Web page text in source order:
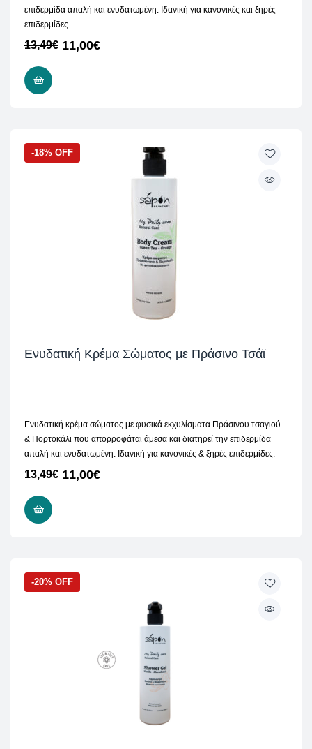
επιδερμίδα απαλή και ενυδατωμένη. Ιδανική για κανονικές και ξηρές
επιδερμίδες.
13,49€ 11,00€
-18% OFF
Ενυδατική Κρέμα Σώματος με Πράσινο Τσάϊ
Ενυδατική κρέμα σώματος με φυσικά εκχυλίσματα Πράσινου τσαγιού
& Πορτοκάλι που απορροφάται άμεσα και διατηρεί την επιδερμίδα
απαλή και ενυδατωμένη. Ιδανική για κανονικές & ξηρές επιδερμίδες.
13,49€ 11,00€
-20% OFF